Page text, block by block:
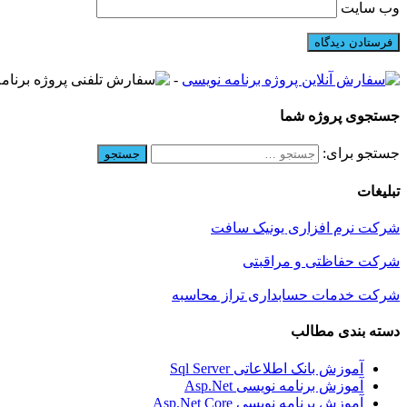
وب‌ سایت
-
جستجوی پروژه شما
جستجو برای:
تبلیغات
شرکت نرم افزاری یونیک سافت
شرکت حفاظتی و مراقبتی
شرکت خدمات حسابداری تراز محاسبه
دسته بندی مطالب
آموزش بانک اطلاعاتی Sql Server
آموزش برنامه نویسی Asp.Net
آموزش برنامه نویسی Asp.Net Core